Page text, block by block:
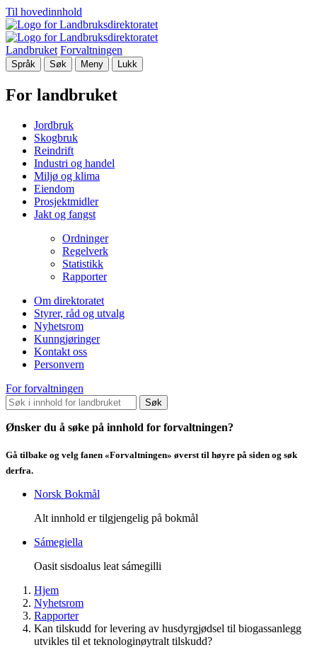
Til hovedinnhold
Landbruket Forvaltningen
Språk Søk Meny Lukk
For landbruket
Jordbruk
Skogbruk
Reindrift
Industri og handel
Miljø og klima
Eiendom
Prosjektmidler
Jakt og fangst
Ordninger
Regelverk
Statistikk
Rapporter
Om direktoratet
Styrer, råd og utvalg
Nyhetsrom
Kunngjøringer
Kontakt oss
Personvern
For forvaltningen
Søk
Ønsker du å søke på innhold for forvaltningen?
Gå tilbake og velg fanen «Forvaltningen» øverst til høyre på siden og søk
derfra.
Norsk Bokmål
Alt innhold er tilgjengelig på bokmål
Sámegiella
Oasit sisdoalus leat sámegilli
Hjem
Nyhetsrom
Rapporter
Kan tilskudd for levering av husdyrgjødsel til biogassanlegg
utvikles til et teknologinøytralt tilskudd?